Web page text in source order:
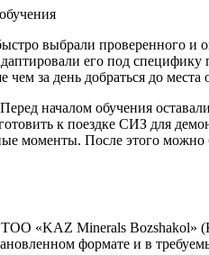
выбрали проверенного и
его под
за день добраться до места
Перед началом обучения
к поездке СИЗ для
моменты. После этого можно
«KAZ Minerals Bozshakol»
формате и в